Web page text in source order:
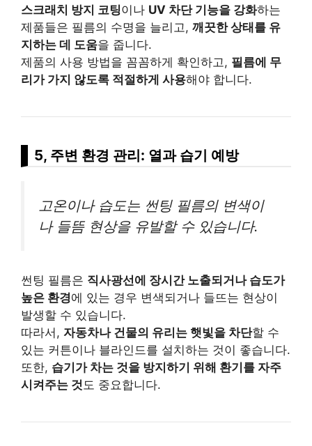
스크래치 방지 코팅이나 UV 차단 기능을 강화하는
제품들은 필름의 수명을 늘리고, 깨끗한 상태를 유
지하는 데 도움을 줍니다.
제품의 사용 방법을 꼼꼼하게 확인하고, 필름에 무
리가 가지 않도록 적절하게 사용해야 합니다.
5, 주변 환경 관리: 열과 습기 예방
고온이나 습도는 썬팅 필름의 변색이
나 들뜸 현상을 유발할 수 있습니다.
썬팅 필름은 직사광선에 장시간 노출되거나 습도가
높은 환경에 있는 경우 변색되거나 들뜨는 현상이
발생할 수 있습니다.
따라서, 자동차나 건물의 유리는 햇빛을 차단할 수
있는 커튼이나 블라인드를 설치하는 것이 좋습니다.
또한, 습기가 차는 것을 방지하기 위해 환기를 자주
시켜주는 것도 중요합니다.